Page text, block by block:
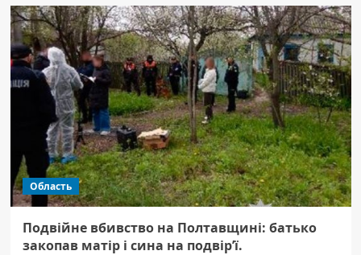
Область
Подвійне вбивство на Полтавщині: батько
закопав матір і сина на подвір’ї.